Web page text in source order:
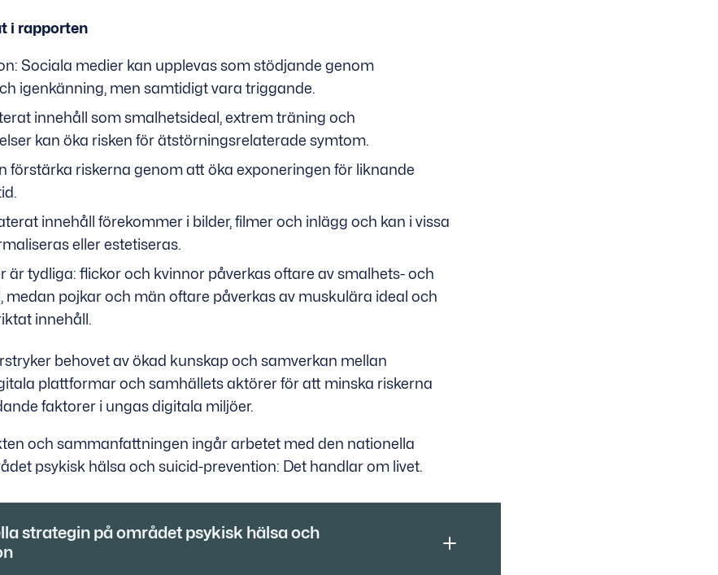
i rapporten
Sociala medier kan upplevas som stödjande genom
igenkänning, men samtidigt vara triggande.
innehåll som smalhetsideal, extrem träning och
kan öka risken för ätstörningsrelaterade symtom.
förstärka riskerna genom att öka exponeringen för liknande
innehåll förekommer i bilder, filmer och inlägg och kan i vissa
eller estetiseras.
är tydliga: flickor och kvinnor påverkas oftare av smalhets- och
medan pojkar och män oftare påverkas av muskulära ideal och
innehåll.
behovet av ökad kunskap och samverkan mellan
plattformar och samhällets aktörer för att minska riskerna
faktorer i ungas digitala miljöer.
och sammanfattningen ingår arbetet med den nationella
psykisk hälsa och suicid-prevention: Det handlar om livet.
strategin på området psykisk hälsa och